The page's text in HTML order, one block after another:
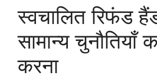
स्वचालित रिफंड
सामान्य चुनौतियाँ
करना